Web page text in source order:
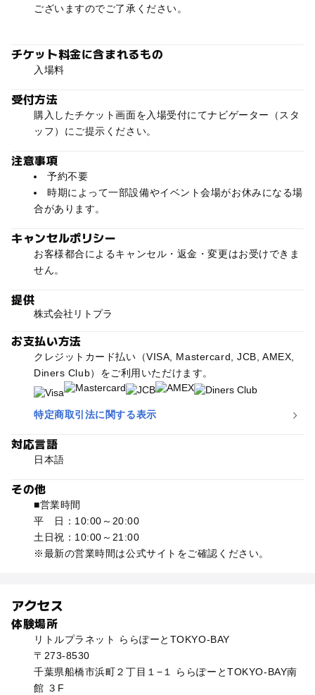
ございますのでご了承ください。
チケット料金に含まれるもの
入場料
受付方法
購入したチケット画面を入場受付にてナビゲーター（スタ
ッフ）にご提示ください。
注意事項
予約不要
時期によって一部設備やイベント会場がお休みになる場
合があります。
キャンセルポリシー
お客様都合によるキャンセル・返金・変更はお受けできま
せん。
提供
株式会社リトプラ
お支払い方法
クレジットカード払い（VISA, Mastercard, JCB, AMEX,
Diners Club）をご利用いただけます。
特定商取引法に関する表示
対応言語
日本語
その他
■営業時間
平 日：10:00～20:00
土日祝：10:00～21:00
※最新の営業時間は公式サイトをご確認ください。
アクセス
体験場所
リトルプラネット ららぽーとTOKYO-BAY
〒273-8530
千葉県船橋市浜町２丁目１−１ ららぽーとTOKYO-BAY南
館 ３F